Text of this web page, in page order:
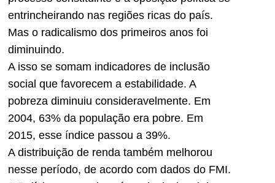
entrincheirando nas regiões ricas do país.
Mas o radicalismo dos primeiros anos foi
diminuindo.
A isso se somam indicadores de inclusão
social que favorecem a estabilidade. A
pobreza diminuiu consideravelmente. Em
2004, 63% da população era pobre. Em
2015, esse índice passou a 39%.
A distribuição de renda também melhorou
nesse período, de acordo com dados do FMI.